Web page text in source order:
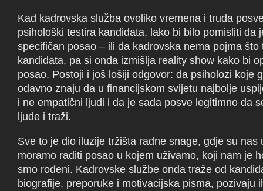
Kad kadrovska služba ovoliko vremena i truda
psihološki testira kandidata, lako bi bilo pomisliti da
specifičan posao – ili da kadrovska nema pojma što
kandidata, pa si onda izmišlja reality show kako bi
posao. Postoji i još lošiji odgovor: da psiholozi koje
odavno znaju da u financijskom svijetu najbolje
i ne empatični ljudi i da je sada posve legitimno da
ljude i traži.
Sve to je dio iluzije tržišta radne snage, gdje su nas
moramo raditi posao u kojem uživamo, koji nam je
smo rođeni. Kadrovske službe onda traže od
biografije, preporuke i motivacijska pisma, pozivaju